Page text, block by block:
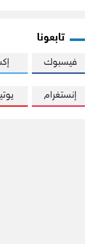
تابعونا
فيسبوك
إنستغرام